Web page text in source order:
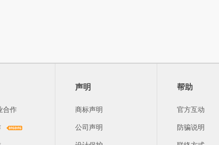
合作
声明
商标声明
公司声明
帮助
官方互动
防骗说明